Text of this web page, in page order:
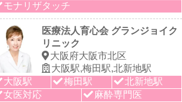
モナリザタッチ
医療法人育心会 グランジョイク
リニック
大阪府大阪市北区
大阪駅,梅田駅,北新地駅
大阪駅
梅田駅
北新地駅
女医対応
麻酔専門医